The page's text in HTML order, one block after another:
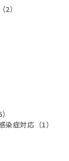
）
症対応（1）